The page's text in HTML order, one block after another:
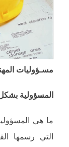
مسـؤوليات
المسؤولية
ما هي
التي رسمها